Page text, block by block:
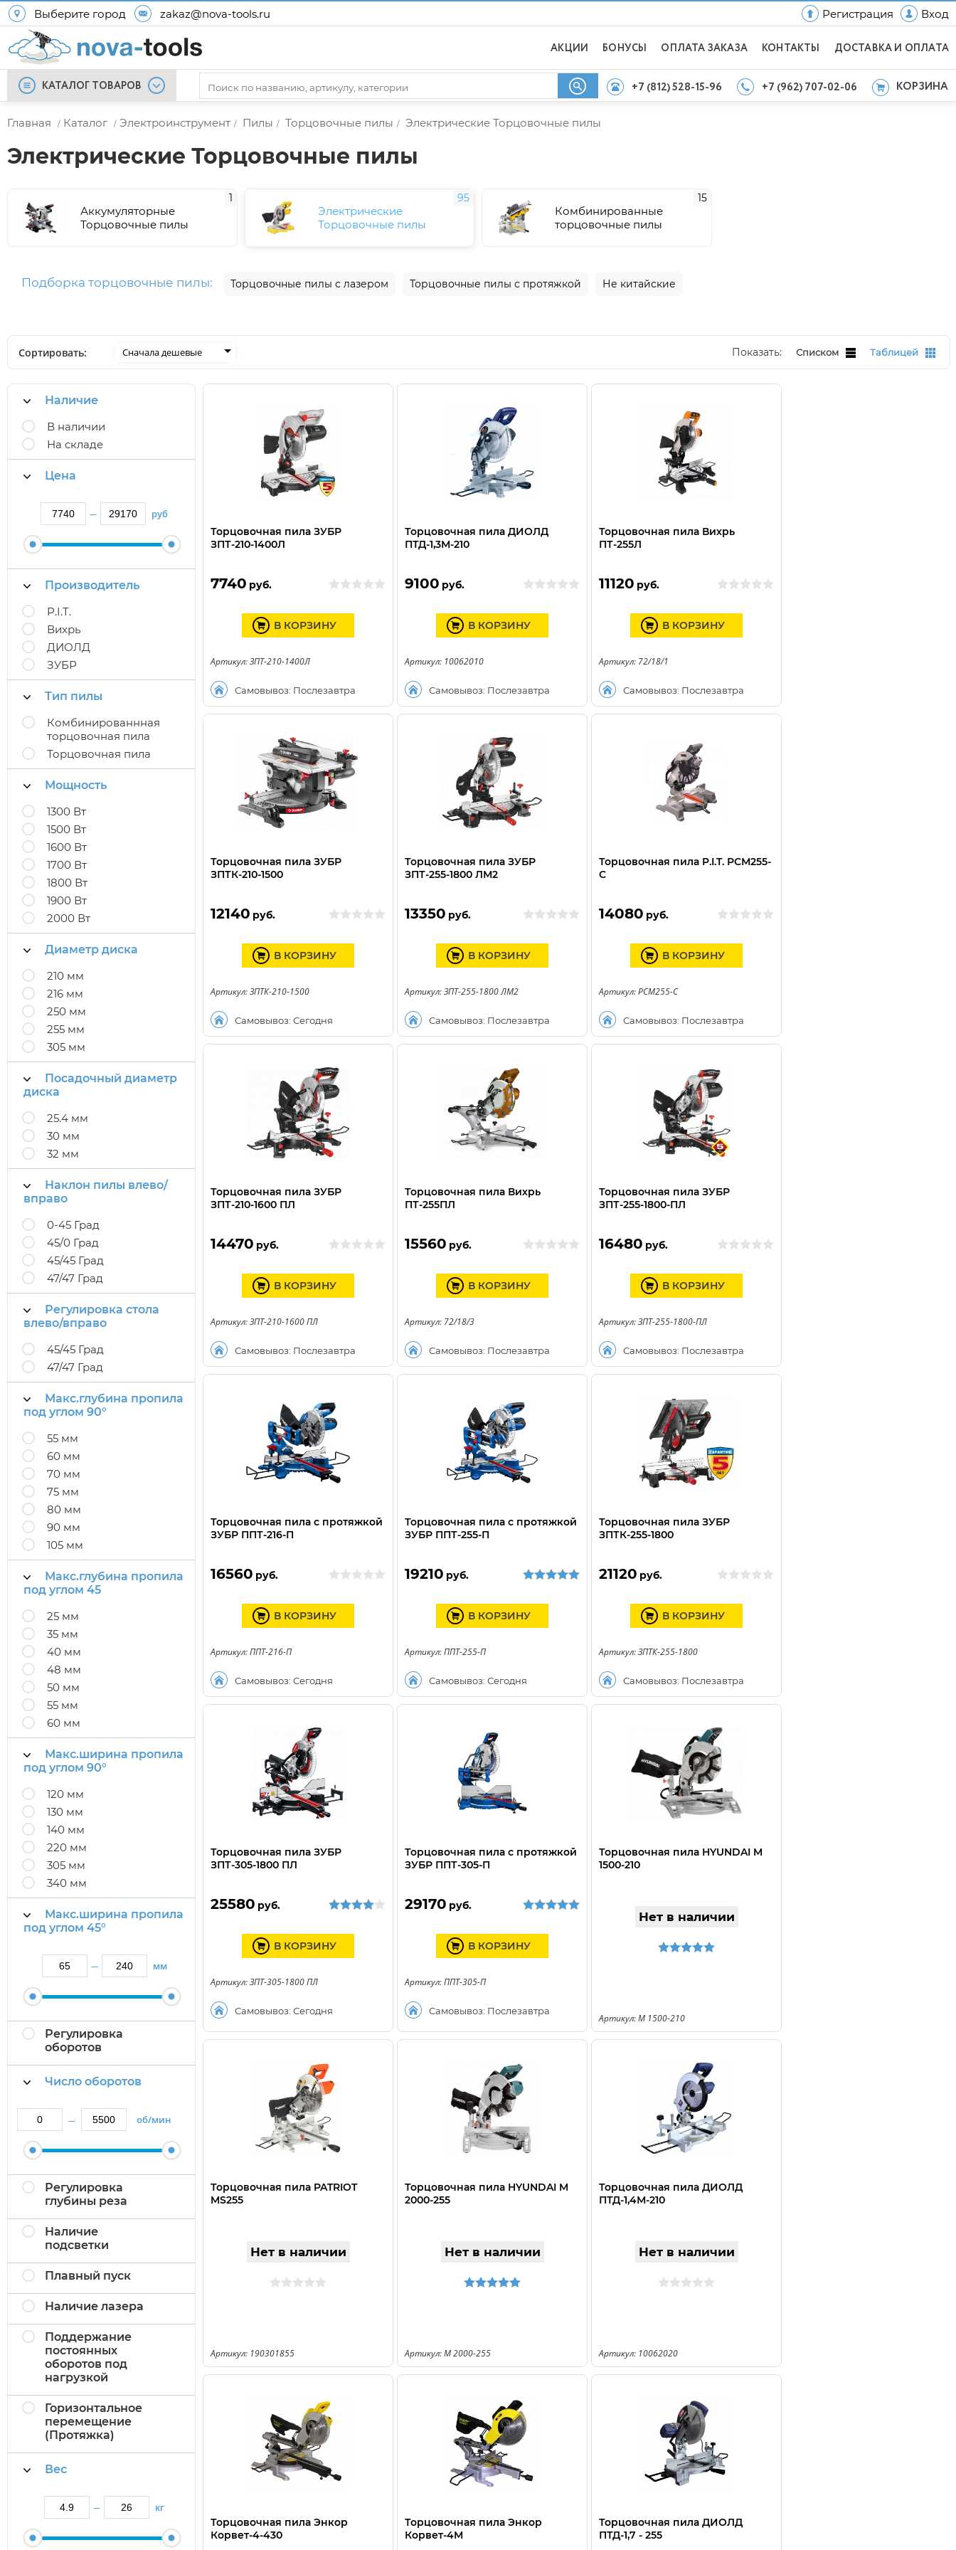
Выберите город zakaz@nova-tools.ru Регистрация Вход
АКЦИИ БОНУСЫ ОПЛАТА ЗАКАЗА КОНТАКТЫ ДОСТАВКА И ОПЛАТА
КАТАЛОГ ТОВАРОВ +7 (812) 528-15-96 +7 (962) 707-02-06 КОРЗИНА
Главная / Каталог / Электроинструмент / Пилы / Торцовочные пилы / Электрические Торцовочные пилы
Электрические Торцовочные пилы
Аккумуляторные
Торцовочные пилы
1
Электрические
Торцовочные пилы
95
Комбинированные
торцовочные пилы
15
Подборка торцовочные пилы: Торцовочные пилы с лазером Торцовочные пилы с протяжкой Не китайские
Сортировать: Сначала дешевые Показать: Списком Таблицей
Наличие
В наличии
На складе
Цена
— руб
Производитель
P.I.T.
Вихрь
ДИОЛД
ЗУБР
Тип пилы
Комбинированнная
торцовочная пила
Торцовочная пила
Мощность
1300 Вт
1500 Вт
1600 Вт
1700 Вт
1800 Вт
1900 Вт
2000 Вт
Диаметр диска
210 мм
216 мм
250 мм
255 мм
305 мм
Посадочный диаметр
диска
25.4 мм
30 мм
32 мм
Наклон пилы влево/
вправо
0-45 Град
45/0 Град
45/45 Град
47/47 Град
Регулировка стола
влево/вправо
45/45 Град
47/47 Град
Макс.глубина пропила
под углом 90°
55 мм
60 мм
70 мм
75 мм
80 мм
90 мм
105 мм
Макс.глубина пропила
под углом 45
25 мм
35 мм
40 мм
48 мм
50 мм
55 мм
60 мм
Макс.ширина пропила
под углом 90°
120 мм
130 мм
140 мм
220 мм
305 мм
340 мм
Макс.ширина пропила
под углом 45°
— мм
Регулировка
оборотов
Число оборотов
— об/мин
Регулировка
глубины реза
Наличие
подсветки
Плавный пуск
Наличие лазера
Поддержание
постоянных
оборотов под
нагрузкой
Горизонтальное
перемещение
(Протяжка)
Вес
— кг
Торцовочная пила ЗУБР
ЗПТ-210-1400Л
7740 руб.
Самовывоз: Послезавтра
В КОРЗИНУ
Артикул: ЗПТ-210-1400Л
Торцовочная пила ДИОЛД
ПТД-1,3М-210
9100 руб.
Самовывоз: Послезавтра
В КОРЗИНУ
Артикул: 10062010
Торцовочная пила Вихрь
ПТ-255Л
11120 руб.
Самовывоз: Послезавтра
В КОРЗИНУ
Артикул: 72/18/1
Торцовочная пила ЗУБР
ЗПТК-210-1500
12140 руб.
Самовывоз: Сегодня
В КОРЗИНУ
Артикул: ЗПТК-210-1500
Торцовочная пила ЗУБР
ЗПТ-255-1800 ЛМ2
13350 руб.
Самовывоз: Послезавтра
В КОРЗИНУ
Артикул: ЗПТ-255-1800 ЛМ2
Торцовочная пила P.I.T. РСМ255-
C
14080 руб.
Самовывоз: Послезавтра
В КОРЗИНУ
Артикул: PCM255-C
Торцовочная пила ЗУБР
ЗПТ-210-1600 ПЛ
14470 руб.
Самовывоз: Послезавтра
В КОРЗИНУ
Артикул: ЗПТ-210-1600 ПЛ
Торцовочная пила Вихрь
ПТ-255ПЛ
15560 руб.
Самовывоз: Послезавтра
В КОРЗИНУ
Артикул: 72/18/3
Торцовочная пила ЗУБР
ЗПТ-255-1800-ПЛ
16480 руб.
Самовывоз: Послезавтра
В КОРЗИНУ
Артикул: ЗПТ-255-1800-ПЛ
Торцовочная пила с протяжкой
ЗУБР ППТ-216-П
16560 руб.
Самовывоз: Сегодня
В КОРЗИНУ
Артикул: ППТ-216-П
Торцовочная пила с протяжкой
ЗУБР ППТ-255-П
19210 руб.
Самовывоз: Сегодня
В КОРЗИНУ
Артикул: ППТ-255-П
Торцовочная пила ЗУБР
ЗПТК-255-1800
21120 руб.
Самовывоз: Послезавтра
В КОРЗИНУ
Артикул: ЗПТК-255-1800
Торцовочная пила ЗУБР
ЗПТ-305-1800 ПЛ
25580 руб.
Самовывоз: Сегодня
В КОРЗИНУ
Артикул: ЗПТ-305-1800 ПЛ
Торцовочная пила с протяжкой
ЗУБР ППТ-305-П
29170 руб.
Самовывоз: Послезавтра
В КОРЗИНУ
Артикул: ППТ-305-П
Торцовочная пила HYUNDAI M
1500-210
Нет в наличии
Артикул: M 1500-210
Торцовочная пила PATRIOT
MS255
Нет в наличии
Артикул: 190301855
Торцовочная пила HYUNDAI M
2000-255
Нет в наличии
Артикул: M 2000-255
Торцовочная пила ДИОЛД
ПТД-1,4М-210
Нет в наличии
Артикул: 10062020
Торцовочная пила Энкор
Корвет-4-430
Торцовочная пила Энкор
Корвет-4М
Торцовочная пила ДИОЛД
ПТД-1,7 - 255